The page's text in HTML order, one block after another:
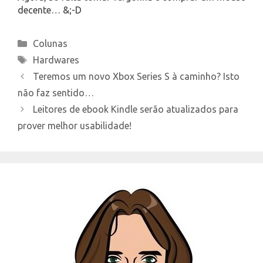
decente… &;-D
Categories
Colunas
Tags
Hardwares
Teremos um novo Xbox Series S à caminho? Isto
não faz sentido…
Leitores de ebook Kindle serão atualizados para
prover melhor usabilidade!